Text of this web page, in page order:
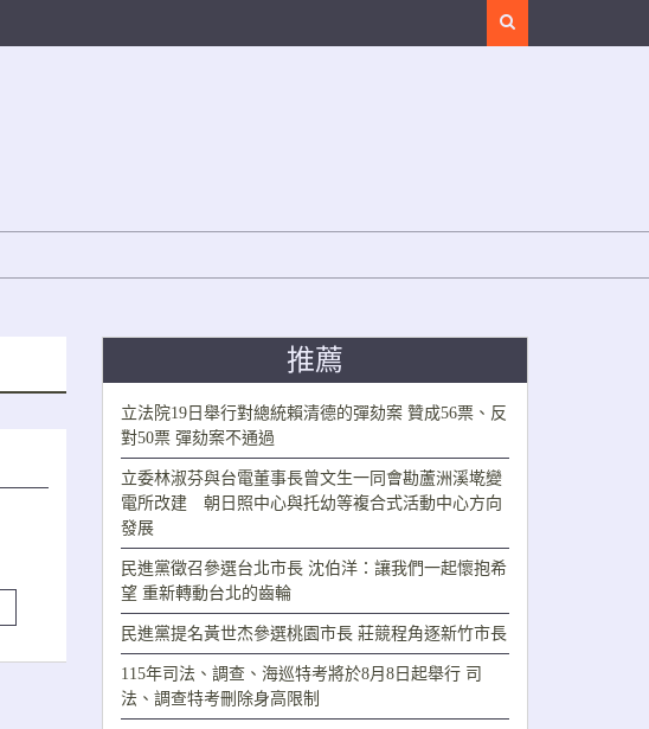
推薦
立法院19日舉行對總統賴清德的彈劾案 贊成56票、反
對50票 彈劾案不通過
立委林淑芬與台電董事長曾文生一同會勘蘆洲溪墘變
電所改建 朝日照中心與托幼等複合式活動中心方向
發展
民進黨徵召參選台北市長 沈伯洋：讓我們一起懷抱希
望 重新轉動台北的齒輪
民進黨提名黃世杰參選桃園市長 莊競程角逐新竹市長
115年司法、調查、海巡特考將於8月8日起舉行 司
法、調查特考刪除身高限制